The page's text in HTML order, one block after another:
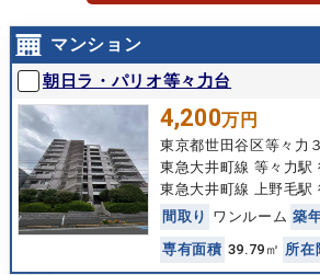
マンション
朝日ラ・パリオ等々力台
4,200万円
東京都世田谷区等々力
東急大井町線 等々力駅
東急大井町線 上野毛駅
間 取 り ワンルーム 築
専有面積 39.79㎡ 所在